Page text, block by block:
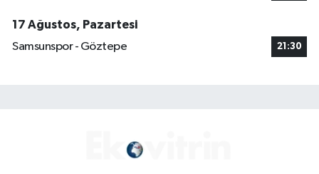
17 Ağustos, Pazartesi
Samsunspor - Göztepe
21:30